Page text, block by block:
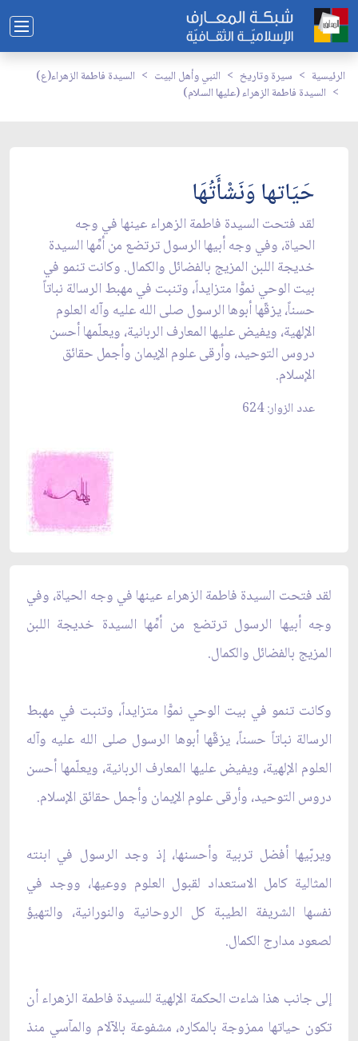
الرئيسية سيرة وتاريخ النبي وأهل البيت
السيدة فاطمة الزهراء(ع)
السيدة فاطمة الزهراء (عليها السلام)
حَيَاتها وَنَشْأَتُهَا
لقد فتحت السيدة فاطمة الزهراء عينها في وجه
الحياة، وفي وجه أبيها الرسول ترتضع من أمِّها السيدة
خديجة اللبن المزيج بالفضائل والكمال. وكانت تنمو في
بيت الوحي نموًّا متزايداً، وتنبت في مهبط الرسالة نباتاً
حسناً، يزقّها أبوها الرسول صلى الله عليه وآله العلوم
الإلهية، ويفيض عليها المعارف الربانية، ويعلّمها أحسن
دروس التوحيد، وأرقى علوم الإيمان وأجمل حقائق
الإسلام.
عدد الزوار: 624
لقد فتحت السيدة فاطمة الزهراء عينها في وجه الحياة، وفي
وجه أبيها الرسول ترتضع من أمِّها السيدة خديجة اللبن
المزيج بالفضائل والكمال.
وكانت تنمو في بيت الوحي نموًّا متزايداً، وتنبت في مهبط
الرسالة نباتاً حسناً، يزقّها أبوها الرسول صلى الله عليه وآله
العلوم الإلهية، ويفيض عليها المعارف الربانية، ويعلّمها أحسن
دروس التوحيد، وأرقى علوم الإيمان وأجمل حقائق الإسلام.
ويربّيها أفضل تربية وأحسنها، إذ وجد الرسول في ابنته
المثالية كامل الاستعداد لقبول العلوم ووعيها، ووجد في
نفسها الشريفة الطيبة كل الروحانية والنورانية، والتهيؤ
لصعود مدارج الكمال.
إلى جانب هذا شاءت الحكمة الإلهية للسيدة فاطمة الزهراء أن
تكون حياتها ممزوجة بالمكاره، مشفوعة بالآلام والمآسي منذ